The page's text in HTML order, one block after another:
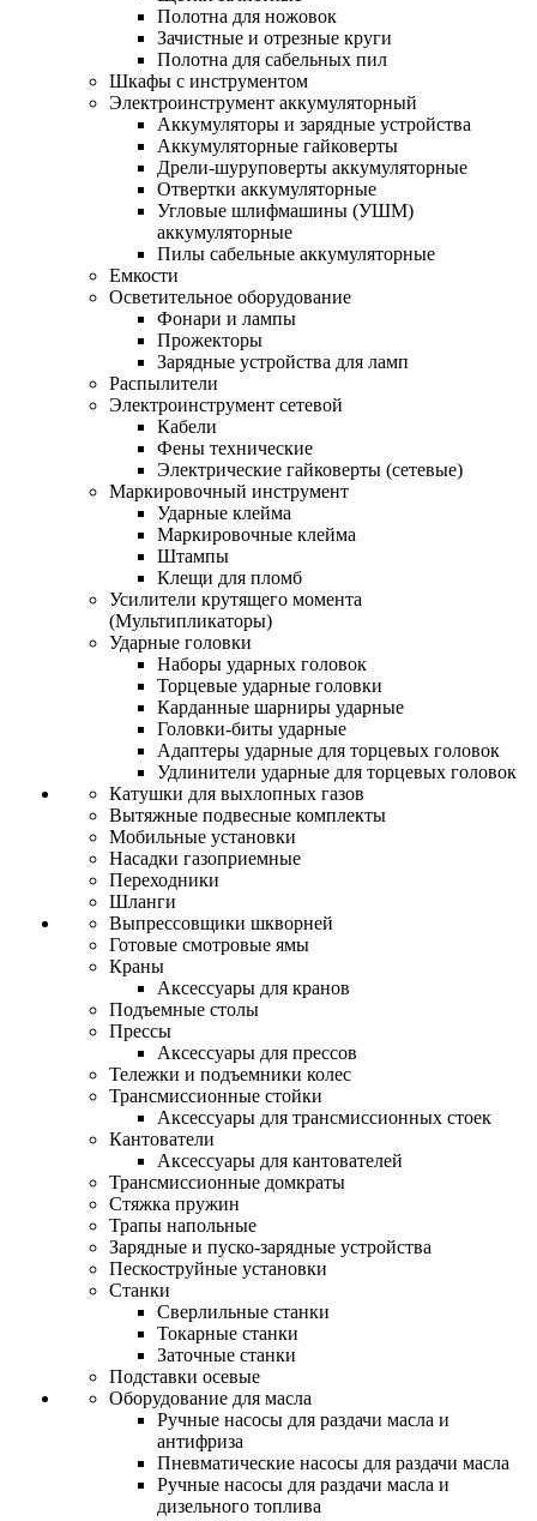
Полотна для ножовок
Зачистные и отрезные круги
Полотна для сабельных пил
Шкафы с инструментом
Электроинструмент аккумуляторный
Аккумуляторы и зарядные устройства
Аккумуляторные гайковерты
Дрели-шуруповерты аккумуляторные
Отвертки аккумуляторные
Угловые шлифмашины (УШМ)
аккумуляторные
Пилы сабельные аккумуляторные
Емкости
Осветительное оборудование
Фонари и лампы
Прожекторы
Зарядные устройства для ламп
Распылители
Электроинструмент сетевой
Кабели
Фены технические
Электрические гайковерты (сетевые)
Маркировочный инструмент
Ударные клейма
Маркировочные клейма
Штампы
Клещи для пломб
Усилители крутящего момента
(Мультипликаторы)
Ударные головки
Наборы ударных головок
Торцевые ударные головки
Карданные шарниры ударные
Головки-биты ударные
Адаптеры ударные для торцевых головок
Удлинители ударные для торцевых головок
Катушки для выхлопных газов
Вытяжные подвесные комплекты
Мобильные установки
Насадки газоприемные
Переходники
Шланги
Выпрессовщики шкворней
Готовые смотровые ямы
Краны
Аксессуары для кранов
Подъемные столы
Прессы
Аксессуары для прессов
Тележки и подъемники колес
Трансмиссионные стойки
Аксессуары для трансмиссионных стоек
Кантователи
Аксессуары для кантователей
Трансмиссионные домкраты
Стяжка пружин
Трапы напольные
Зарядные и пуско-зарядные устройства
Пескоструйные установки
Станки
Сверлильные станки
Токарные станки
Заточные станки
Подставки осевые
Оборудование для масла
Ручные насосы для раздачи масла и
антифриза
Пневматические насосы для раздачи масла
Ручные насосы для раздачи масла и
дизельного топлива